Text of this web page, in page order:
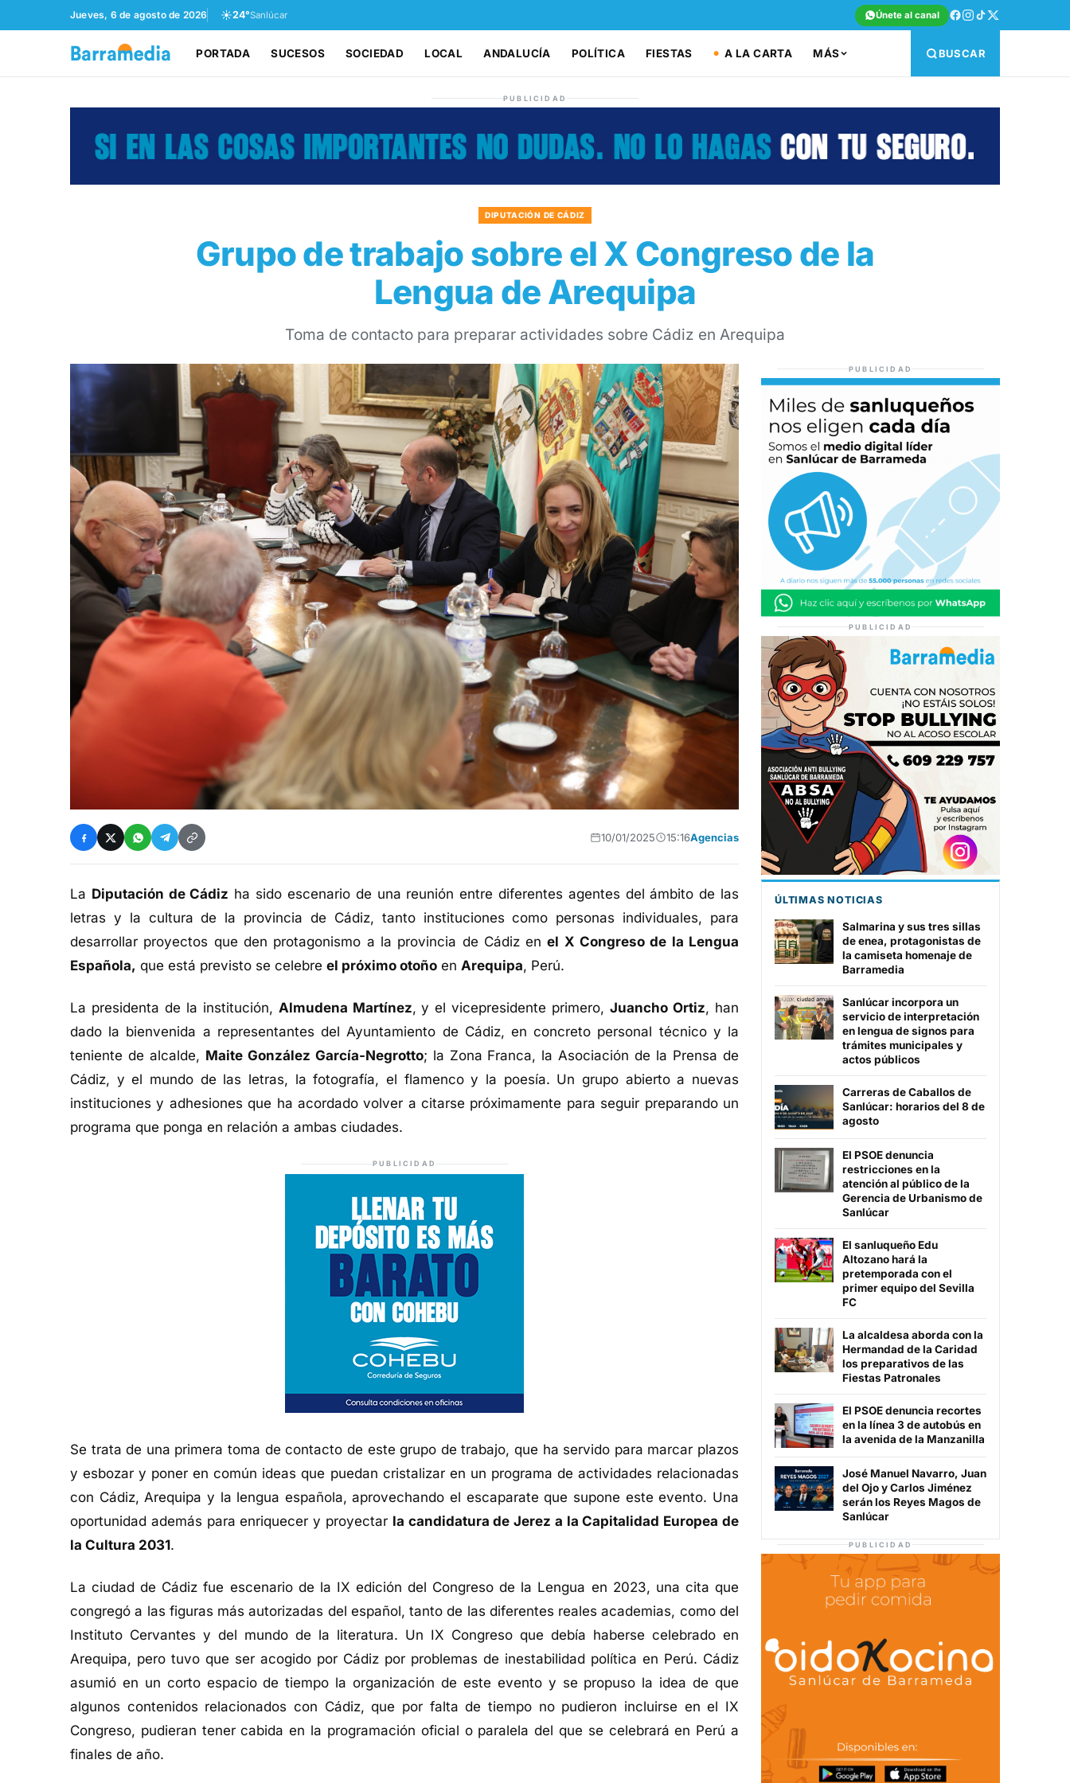
Jueves, 6 de agosto de 2026 ☀️24°Sanlúcar Únete al canal
PORTADA SUCESOS SOCIEDAD LOCAL ANDALUCÍA POLÍTICA FIESTAS A LA CARTA MÁS BUSCAR
PUBLICIDAD
DIPUTACIÓN DE CÁDIZ
Grupo de trabajo sobre el X Congreso de la
Lengua de Arequipa
Toma de contacto para preparar actividades sobre Cádiz en Arequipa
10/01/2025 15:16Agencias
La Diputación de Cádiz ha sido escenario de una reunión entre diferentes agentes del ámbito de las
letras y la cultura de la provincia de Cádiz, tanto instituciones como personas individuales, para
desarrollar proyectos que den protagonismo a la provincia de Cádiz enel X Congreso de la Lengua
Española, que está previsto se celebre el próximo otoño en Arequipa, Perú.
La presidenta de la institución, Almudena Martínez, y el vicepresidente primero,Juancho Ortiz, han
dado la bienvenida a representantes del Ayuntamiento de Cádiz, en concreto personal técnico y la
teniente de alcalde, Maite González García-Negrotto; la Zona Franca, la Asociación de la Prensa de
Cádiz, y el mundo de las letras, la fotografía, el flamenco y la poesía. Un grupo abierto a nuevas
instituciones y adhesiones que ha acordado volver a citarse próximamente para seguir preparando un
programa que ponga en relación a ambas ciudades.
PUBLICIDAD
Se trata de una primera toma de contacto de este grupo de trabajo, que ha servido para marcar plazos
y esbozar y poner en común ideas que puedan cristalizar en un programa de actividades relacionadas
con Cádiz, Arequipa y la lengua española, aprovechando el escaparate que supone este evento. Una
oportunidad además para enriquecer y proyectar la candidatura de Jerez a la Capitalidad Europea de
la Cultura 2031.
La ciudad de Cádiz fue escenario de la IX edición del Congreso de la Lengua en 2023, una cita que
congregó a las figuras más autorizadas del español, tanto de las diferentes reales academias, como del
Instituto Cervantes y del mundo de la literatura. Un IX Congreso que debía haberse celebrado en
Arequipa, pero tuvo que ser acogido por Cádiz por problemas de inestabilidad política en Perú. Cádiz
asumió en un corto espacio de tiempo la organización de este evento y se propuso la idea de que
algunos contenidos relacionados con Cádiz, que por falta de tiempo no pudieron incluirse en el IX
Congreso, pudieran tener cabida en la programación oficial o paralela del que se celebrará en Perú a
finales de año.
PUBLICIDAD
PUBLICIDAD
ÚLTIMAS NOTICIAS
Salmarina y sus tres sillas
de enea, protagonistas de
la camiseta homenaje de
Barramedia
Sanlúcar incorpora un
servicio de interpretación
en lengua de signos para
trámites municipales y
actos públicos
Carreras de Caballos de
Sanlúcar: horarios del 8 de
agosto
El PSOE denuncia
restricciones en la
atención al público de la
Gerencia de Urbanismo de
Sanlúcar
El sanluqueño Edu
Altozano hará la
pretemporada con el
primer equipo del Sevilla
FC
La alcaldesa aborda con la
Hermandad de la Caridad
los preparativos de las
Fiestas Patronales
El PSOE denuncia recortes
en la línea 3 de autobús en
la avenida de la Manzanilla
José Manuel Navarro, Juan
del Ojo y Carlos Jiménez
serán los Reyes Magos de
Sanlúcar
PUBLICIDAD